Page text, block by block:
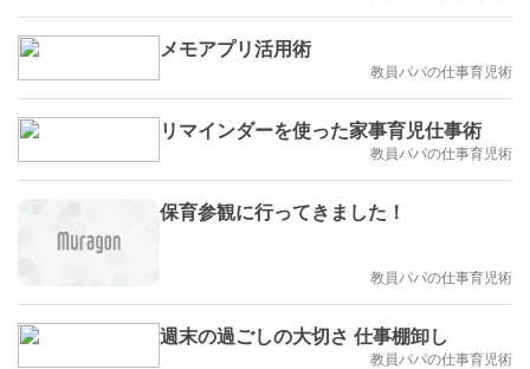
メモアプリ活用術
教員パパの仕事育児術
リマインダーを使った家事育児仕事術
教員パパの仕事育児術
保育参観に行ってきました！
教員パパの仕事育児術
週末の過ごしの大切さ 仕事棚卸し
教員パパの仕事育児術